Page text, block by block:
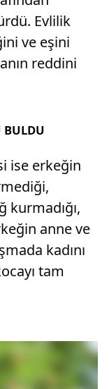
Evlilik
ve eşini
reddini
BULDU
ise erkeğin
kurmadığı,
anne ve
kadını
tam